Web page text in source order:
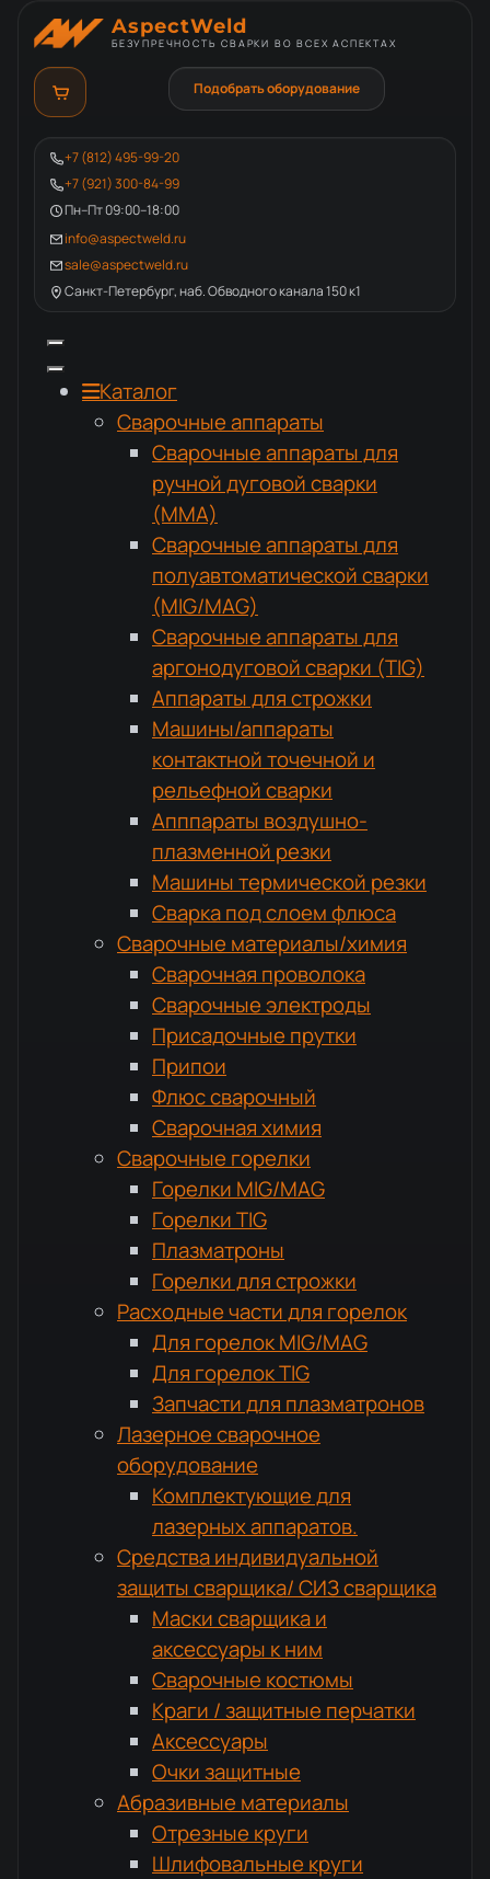
AspectWeld
БЕЗУПРЕЧНОСТЬ СВАРКИ ВО ВСЕХ АСПЕКТАХ
+7 (812) 495-99-20
+7 (921) 300-84-99
Пн–Пт 09:00–18:00
info@aspectweld.ru
sale@aspectweld.ru
Санкт-Петербург, наб. Обводного канала 150 к1
Подобрать оборудование
Каталог
Сварочные аппараты
Сварочные аппараты для
ручной дуговой сварки
(MMA)
Сварочные аппараты для
полуавтоматической сварки
(MIG/MAG)
Сварочные аппараты для
аргонодуговой сварки (TIG)
Аппараты для строжки
Машины/аппараты
контактной точечной и
рельефной сварки
Апппараты воздушно-
плазменной резки
Машины термической резки
Сварка под слоем флюса
Сварочные материалы/химия
Сварочная проволока
Сварочные электроды
Присадочные прутки
Припои
Флюс сварочный
Сварочная химия
Сварочные горелки
Горелки MIG/MAG
Горелки TIG
Плазматроны
Горелки для строжки
Расходные части для горелок
Для горелок MIG/MAG
Для горелок TIG
Запчасти для плазматронов
Лазерное сварочное
оборудование
Комплектующие для
лазерных аппаратов.
Средства индивидуальной
защиты сварщика/ СИЗ сварщика
Маски сварщика и
аксессуары к ним
Сварочные костюмы
Краги / защитные перчатки
Аксессуары
Очки защитные
Абразивные материалы
Отрезные круги
Шлифовальные круги